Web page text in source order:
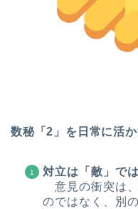
数秘「2」を日常に活か
対立は「敵」で
意見の衝突は
のではなく、別